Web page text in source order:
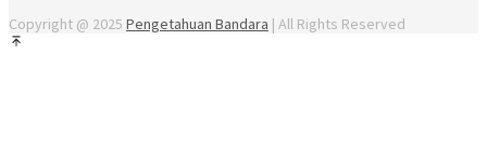
Copyright @ 2025 Pengetahuan Bandara | All Rights Reserved